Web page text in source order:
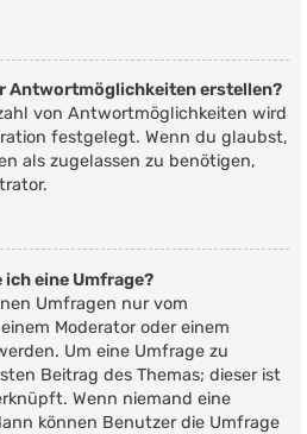
Antwortmöglichkeiten erstellen?
von Antwortmöglichkeiten wird
festgelegt. Wenn du glaubst,
als zugelassen zu benötigen,
ich eine Umfrage?
Umfragen nur vom
Moderator oder einem
Um eine Umfrage zu
Beitrag des Themas; dieser ist
Wenn niemand eine
können Benutzer die Umfrage